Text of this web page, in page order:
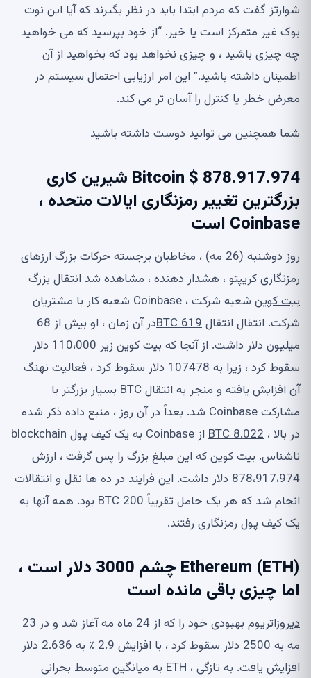
شوارتز گفت که مردم ابتدا باید در نظر بگیرند که آیا این نوت
بوک غیر متمرکز است یا خیر. “از خود بپرسید که می خواهید
چه چیزی باشید ، و چیزی نخواهد بود که بخواهید از آن
اطمینان داشته باشید.” این امر ارزیابی احتمال سیستم در
معرض خطر یا کنترل را آسان تر می کند.
شما همچنین می توانید دوست داشته باشید
878.917.974 $ Bitcoin شیرین کاری
بزرگترین تغییر رمزنگاری ایالات متحده ،
Coinbase است
روز دوشنبه (26 مه) ، مخاطبان برجسته حرکات بزرگ ارزهای
رمزنگاری کریپتو ، هشدار دهنده ، مشاهده شد انتقال بزرگ
بیت کوین
شعبه شرکت ، Coinbase شعبه کار با مشتریان
شرکت. انتقال انتقال619 BTC
در آن زمان ، او بیش از 68
میلیون دلار داشت. از آنجا که بیت کوین زیر 110،000 دلار
سقوط کرد ، زیرا به 107478 دلار سقوط کرد ، فعالیت نهنگ
آن افزایش یافته و منجر به انتقال BTC بسیار بزرگتر با
مشارکت Coinbase شد. بعداً در آن روز ، منبع داده ذکر شده
در بالا ، 8.022 BTC
از Coinbase به یک کیف پول blockchain
ناشناس. بیت کوین که این مبلغ بزرگ را پس گرفت ، ارزش
878،917،974 دلار داشت. این فرایند در ده ها نقل و انتقالات
انجام شد که هر یک حامل تقریباً 200 BTC بود. همه آنها به
یک کیف پول رمزنگاری رفتند.
Ethereum (ETH) چشم 3000 دلار است ،
اما چیزی باقی مانده است
دیروز
اتریوم بهبودی خود را که از 24 ماه مه آغاز شد و در 23
مه به 2500 دلار سقوط کرد ، با افزایش 2.9 ٪ به 2.636 دلار
افزایش یافت. به تازگی ، ETH به میانگین متوسط ​​بحرانی